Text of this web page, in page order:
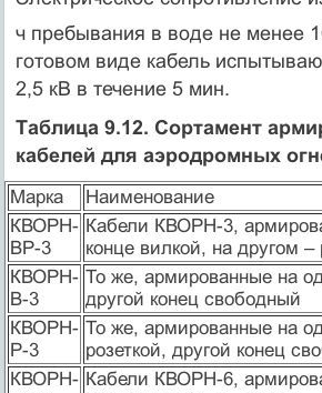
ч пребывания в воде не менее
готовом виде кабель
2,5 кВ в течение 5 мин.
Таблица 9.12. Сортамент
кабелей для аэродромных
Марка
Наименование
КВОРН-
ВР-3
Кабели КВОРН-3,
конце вилкой, на другом –
КВОРН-
В-3
То же, армированные на
другой конец свободный
КВОРН-
Р-3
То же, армированные на
розеткой, другой конец
КВОРН- Кабели КВОРН-6,